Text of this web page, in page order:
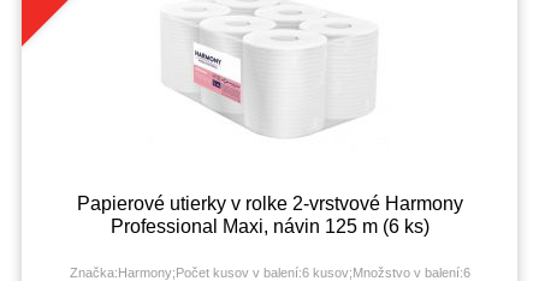
Papierové utierky v rolke 2-vrstvové Harmony
Professional Maxi, návin 125 m (6 ks)
Značka:Harmony;Počet kusov v balení:6 kusov;Množstvo v balení:6